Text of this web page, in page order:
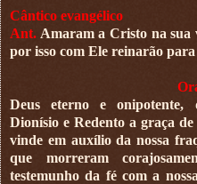
Cântico evangélico
Ant. Amaram a Cristo na sua
por isso com Ele reinarão para
Deus eterno e onipotente,
Dionísio e Redento a graça
vinde em auxílio da nossa
que morreram
testemunho da fé com a